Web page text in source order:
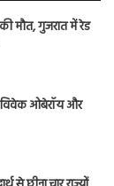
मौत, गुजरात में रेड
विवेक ओबेरॉय और